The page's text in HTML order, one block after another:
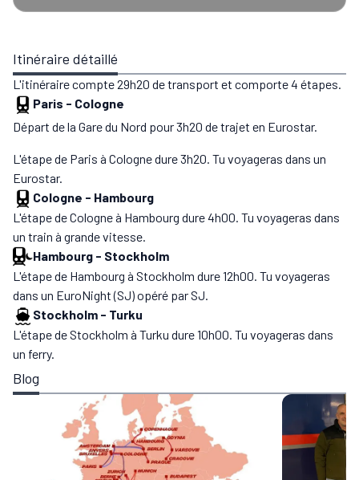
Itinéraire détaillé
L'itinéraire compte 29h20 de transport et comporte 4 étapes.
Paris - Cologne
Départ de la Gare du Nord pour 3h20 de trajet en Eurostar.
L'étape de Paris à Cologne dure 3h20. Tu voyageras dans un
Eurostar.
Cologne - Hambourg
L'étape de Cologne à Hambourg dure 4h00. Tu voyageras dans
un train à grande vitesse.
Hambourg - Stockholm
L'étape de Hambourg à Stockholm dure 12h00. Tu voyageras
dans un EuroNight (SJ) opéré par SJ.
Stockholm - Turku
L'étape de Stockholm à Turku dure 10h00. Tu voyageras dans
un ferry.
Blog